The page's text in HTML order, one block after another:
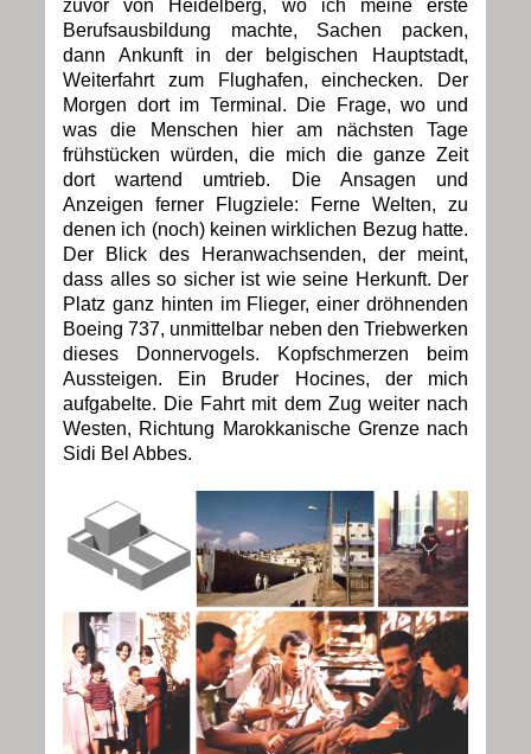
zuvor von Heidelberg, wo ich meine erste
Berufsausbildung machte, Sachen packen,
dann Ankunft in der belgischen Hauptstadt,
Weiterfahrt zum Flughafen, einchecken. Der
Morgen dort im Terminal. Die Frage, wo und
was die Menschen hier am nächsten Tage
frühstücken würden, die mich die ganze Zeit
dort wartend umtrieb. Die Ansagen und
Anzeigen ferner Flugziele: Ferne Welten, zu
denen ich (noch) keinen wirklichen Bezug hatte.
Der Blick des Heranwachsenden, der meint,
dass alles so sicher ist wie seine Herkunft. Der
Platz ganz hinten im Flieger, einer dröhnenden
Boeing 737, unmittelbar neben den Triebwerken
dieses Donnervogels. Kopfschmerzen beim
Aussteigen. Ein Bruder Hocines, der mich
aufgabelte. Die Fahrt mit dem Zug weiter nach
Westen, Richtung Marokkanische Grenze nach
Sidi Bel Abbes.